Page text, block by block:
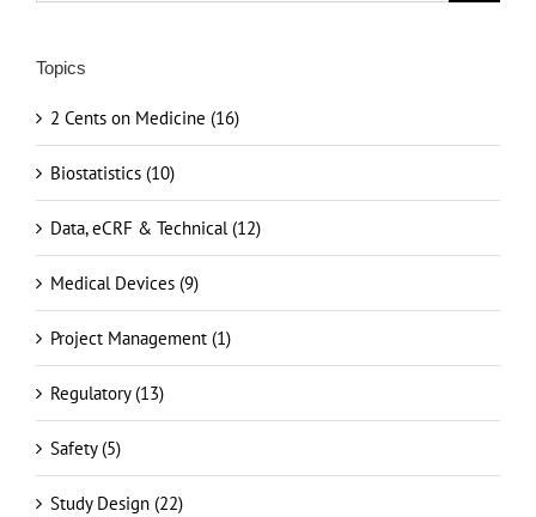
Topics
2 Cents on Medicine (16)
Biostatistics (10)
Data, eCRF & Technical (12)
Medical Devices (9)
Project Management (1)
Regulatory (13)
Safety (5)
Study Design (22)